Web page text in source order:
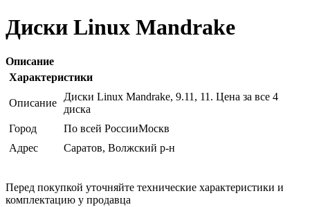
Диски Linux Mandrake
Описание
Характеристики
Описание
Диски Linux Mandrake, 9.11, 11. Цена за все 4
диска
Город
По всей РоссииМоскв
Адрес
Саратов, Волжский р-н
Перед покупкой уточняйте технические характеристики и
комплектацию у продавца